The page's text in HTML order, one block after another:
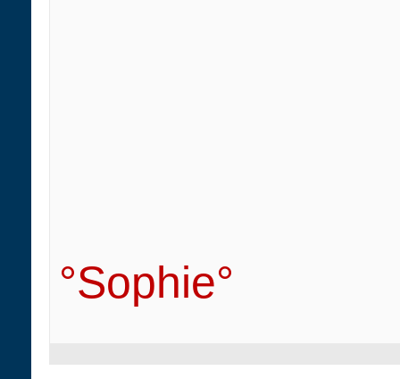
°Sophie°